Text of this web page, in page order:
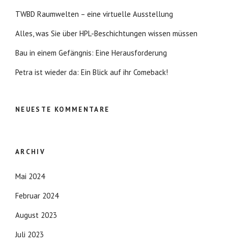
TWBD Raumwelten – eine virtuelle Ausstellung
Alles, was Sie über HPL-Beschichtungen wissen müssen
Bau in einem Gefängnis: Eine Herausforderung
Petra ist wieder da: Ein Blick auf ihr Comeback!
NEUESTE KOMMENTARE
ARCHIV
Mai 2024
Februar 2024
August 2023
Juli 2023